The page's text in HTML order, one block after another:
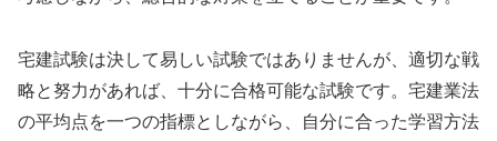
宅建試験は決して易しい試験ではありませんが、適切な戦
略と努力があれば、十分に合格可能な試験です。宅建業法
の平均点を一つの指標としながら、自分に合った学習方法